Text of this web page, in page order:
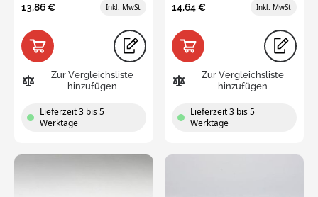
13,86 €
Zur Vergleichsliste
hinzufügen
Lieferzeit 3 bis 5
Werktage
14,64 €
Zur Vergleichsliste
hinzufügen
Lieferzeit 3 bis 5
Werktage